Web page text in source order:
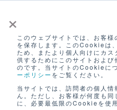
×
このウェブサイトでは、お客
を保存します。このCookieは
ため、またより個人向けにカ
供するためにこのサイトおよび
のです。当サイトのCookieに
ーポリシー をご覧ください。
当サイトでは、訪問者の個人
ん。ただし、お客様が何度も
に、必要最低限のCookieを使